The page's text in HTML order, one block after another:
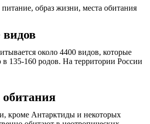
видов
около 4400 видов, которые
135-160 родов. На территории России
обитания
кроме Антарктиды и некоторых